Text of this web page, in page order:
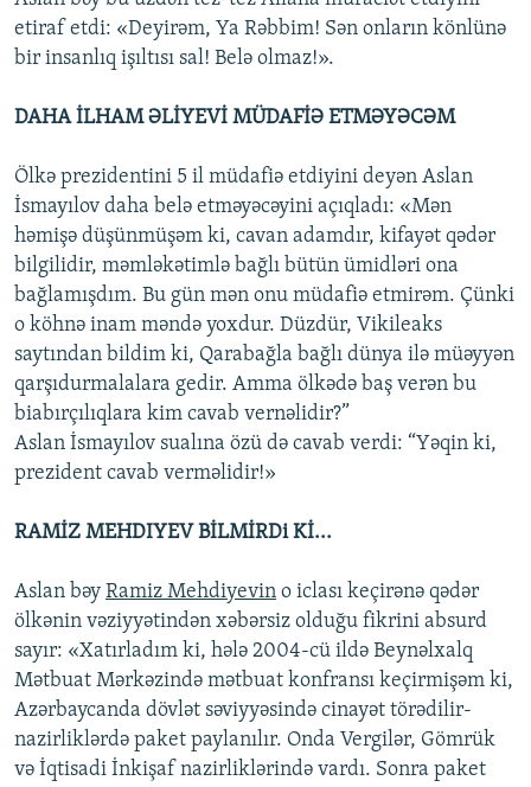
etiraf etdi: «Deyirəm, Ya Rəbbim! Sən onların könlünə
bir insanlıq işıltısı sal! Belə olmaz!».
DAHA İLHAM ƏLİYEVİ MÜDAFİƏ ETMƏYƏCƏM
Ölkə prezidentini 5 il müdafiə etdiyini deyən Aslan
İsmayılov daha belə etməyəcəyini açıqladı: «Mən
həmişə düşünmüşəm ki, cavan adamdır, kifayət qədər
bilgilidir, məmləkətimlə bağlı bütün ümidləri ona
bağlamışdım. Bu gün mən onu müdafiə etmirəm. Çünki
o köhnə inam məndə yoxdur. Düzdür, Vikileaks
saytından bildim ki, Qarabağla bağlı dünya ilə müəyyən
qarşıdurmalalara gedir. Amma ölkədə baş verən bu
biabırçılıqlara kim cavab vernəlidir?”
Aslan İsmayılov sualına özü də cavab verdi: “Yəqin ki,
prezident cavab verməlidir!»
RAMİZ MEHDIYEV BİLMİRDi Kİ...
Aslan bəy Ramiz Mehdiyevin o iclası keçirənə qədər
ölkənin vəziyyətindən xəbərsiz olduğu fikrini absurd
sayır: «Xatırladım ki, hələ 2004-cü ildə Beynəlxalq
Mətbuat Mərkəzində mətbuat konfransı keçirmişəm ki,
Azərbaycanda dövlət səviyyəsində cinayət törədilir-
nazirliklərdə paket paylanılır. Onda Vergilər, Gömrük
və İqtisadi İnkişaf nazirliklərində vardı. Sonra paket